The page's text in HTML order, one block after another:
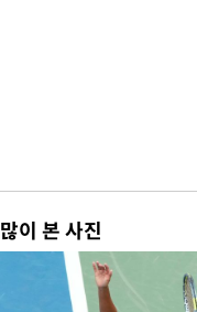
많이 본 사진